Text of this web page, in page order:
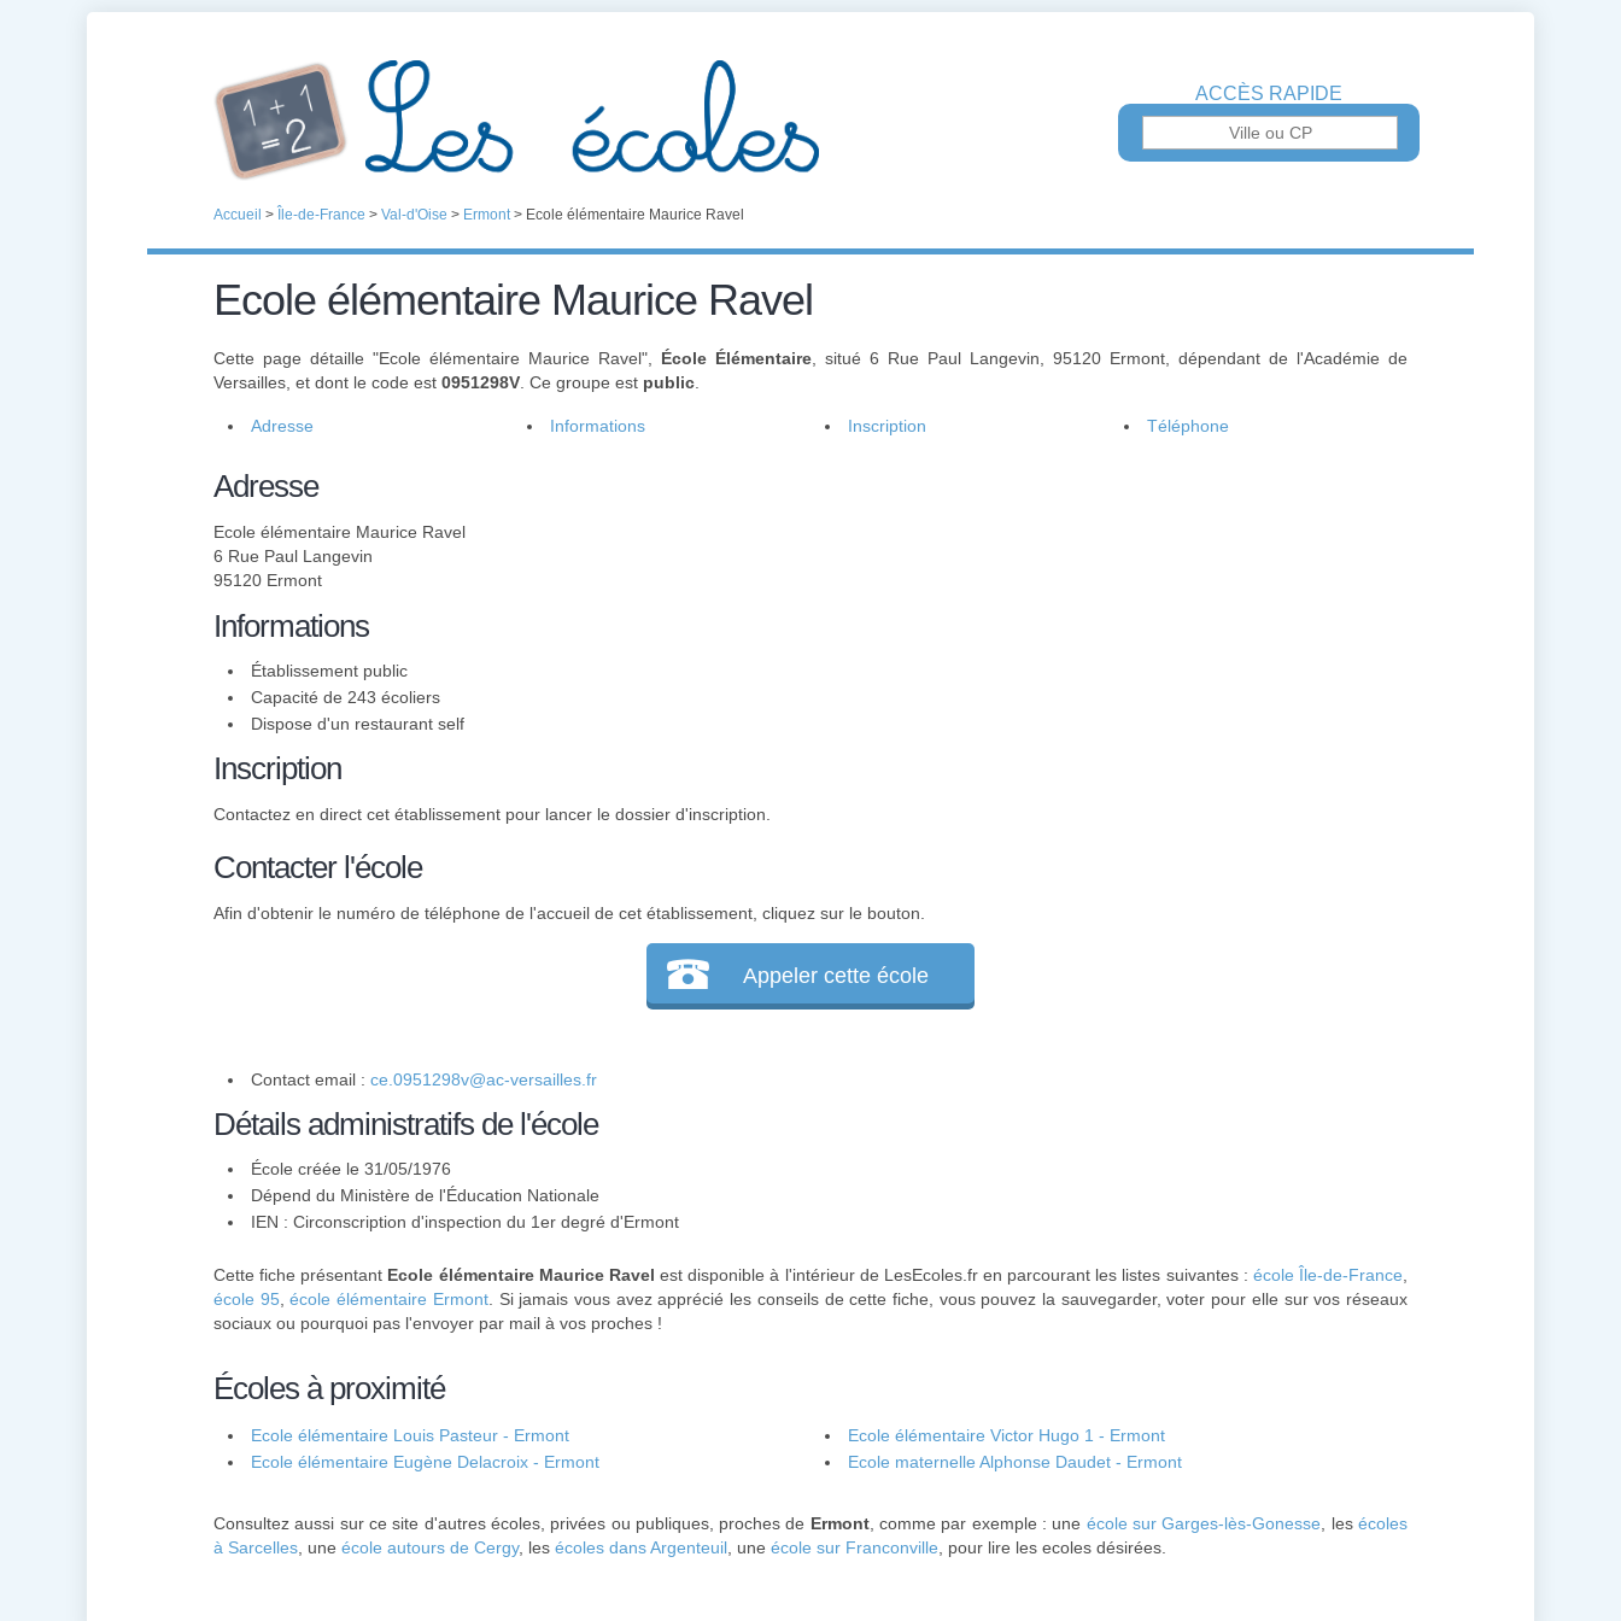
ACCÈS RAPIDE
Accueil > Île-de-France > Val-d'Oise > Ermont> Ecole élémentaire Maurice Ravel
Ecole élémentaire Maurice Ravel
Cette page détaille "Ecole élémentaire Maurice Ravel", École Élémentaire , situé 6 Rue Paul Langevin, 95120 Ermont, dépendant de l'Académie de
Versailles, et dont le code est 0951298V . Ce groupe est public
Adresse Informations Inscription Téléphone
Adresse
Ecole élémentaire Maurice Ravel
6 Rue Paul Langevin
95120 Ermont
Informations
Établissement public
Capacité de 243 écoliers
Dispose d'un restaurant self
Inscription
Contactez en direct cet établissement pour lancer le dossier d'inscription.
Contacter l'école
Afin d'obtenir le numéro de téléphone de l'accueil de cet établissement, cliquez sur le bouton.
Appeler cette école
Contact email : ce.0951298v@ac-versailles.fr
Détails administratifs de l'école
École créée le 31/05/1976
Dépend du Ministère de l'Éducation Nationale
IEN : Circonscription d'inspection du 1er degré d'Ermont
Cette fiche présentant Ecole élémentaire Maurice Ravel est disponible à l'intérieur de LesEcoles.fr en parcourant les listes suivantes : école Île-de-France
école 95 ,école élémentaire Ermont. Si jamais vous avez apprécié les conseils de cette fiche, vous pouvez la sauvegarder, voter pour elle sur vos réseaux
sociaux ou pourquoi pas l'envoyer par mail à vos proches !
Écoles à proximité
Ecole élémentaire Louis Pasteur - Ermont
Ecole élémentaire Victor Hugo 1 - Ermont
Ecole élémentaire Eugène Delacroix - Ermont
Ecole maternelle Alphonse Daudet - Ermont
Consultez aussi sur ce site d'autres écoles, privées ou publiques, proches de Ermont, comme par exemple : une école sur Garges-lès-Gonesse , lesécoles
à Sarcelles , une école autours de Cergy, les écoles dans Argenteuil , une école sur Franconville , pour lire les ecoles désirées.